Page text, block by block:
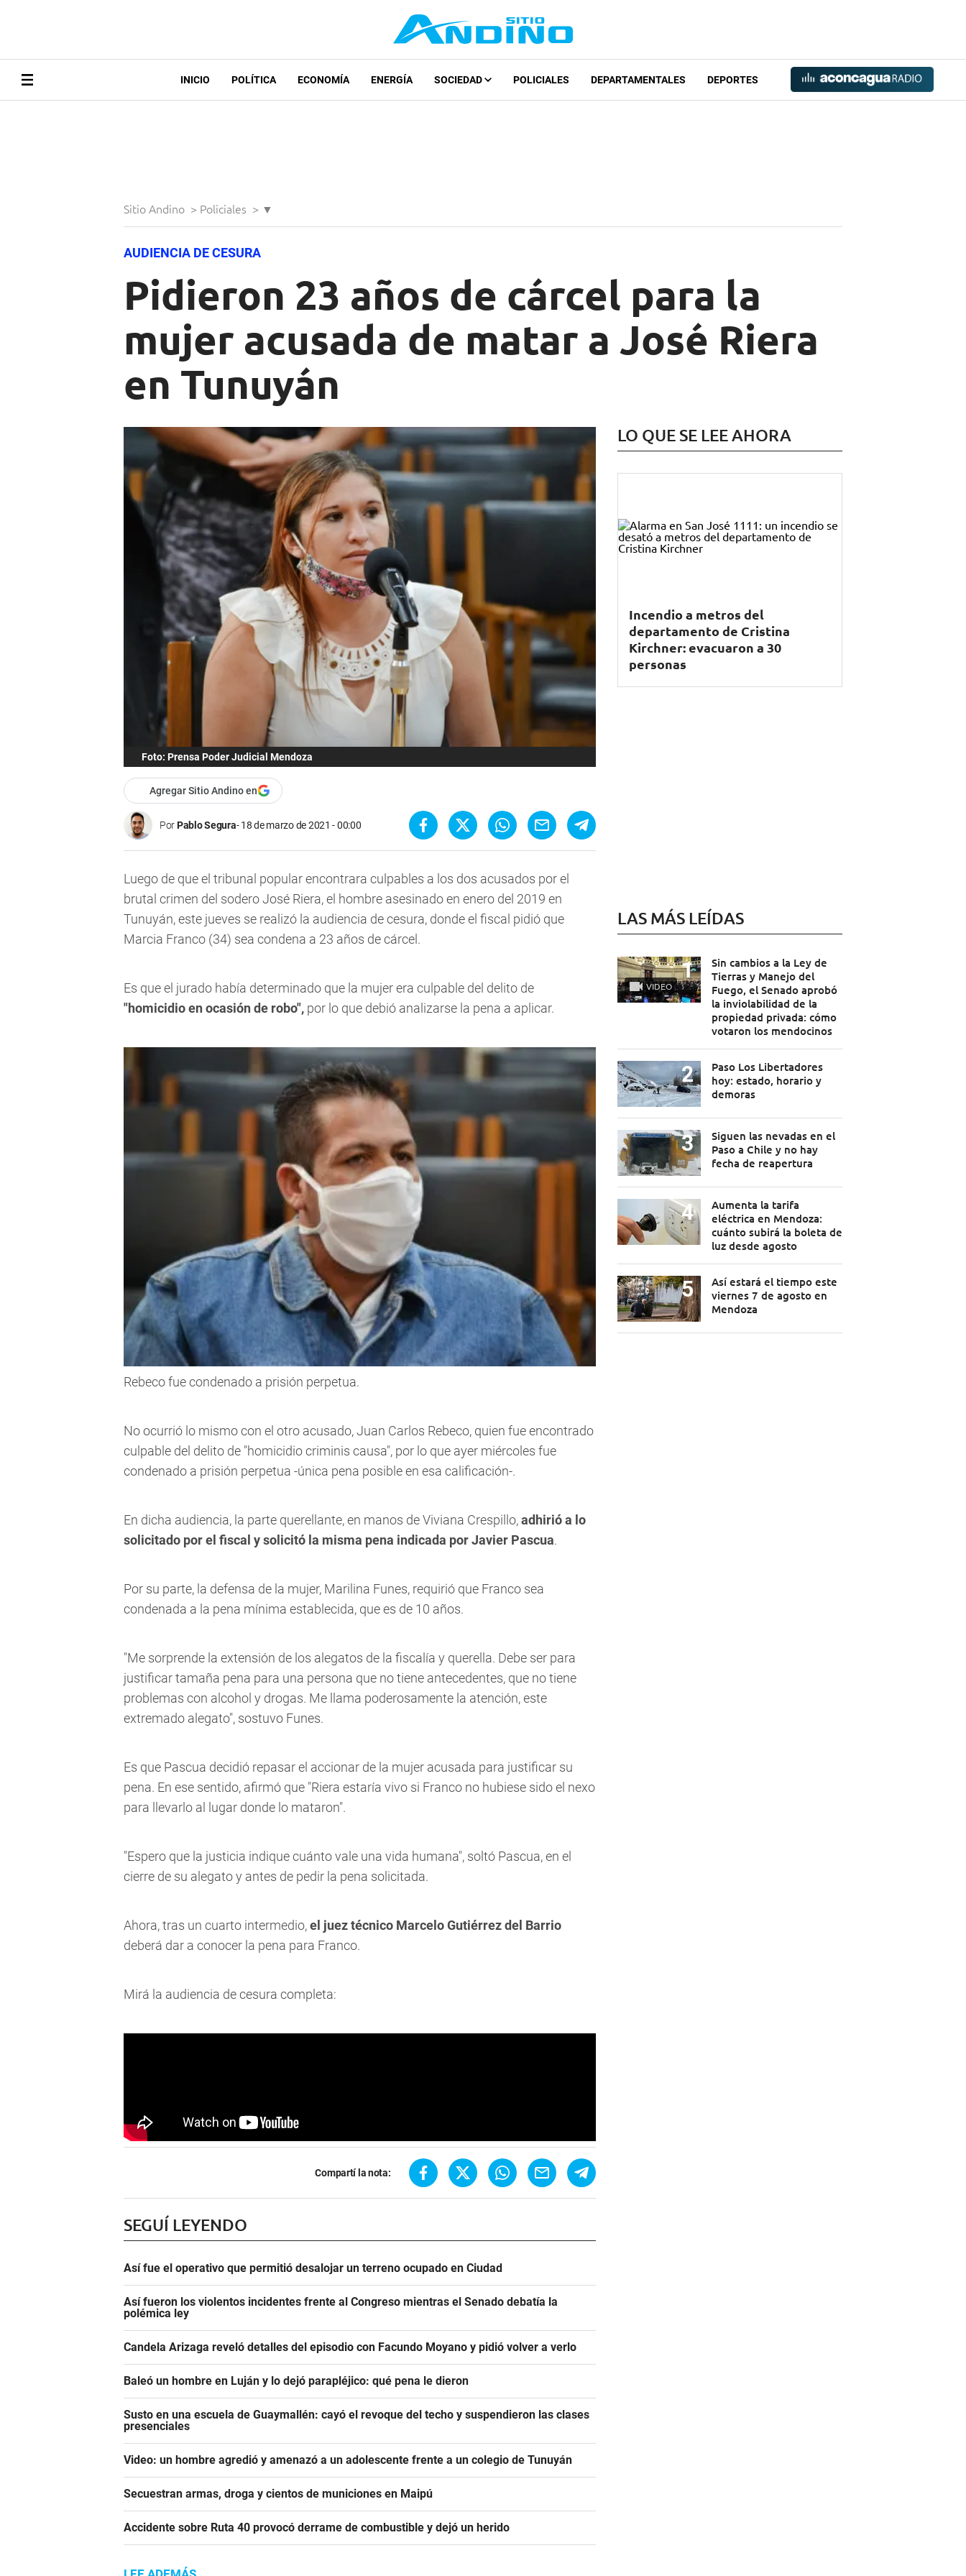
INICIO POLÍTICA ECONOMÍA ENERGÍA SOCIEDAD POLICIALES DEPARTAMENTALES DEPORTES
Sitio Andino > Policiales > ▼
AUDIENCIA DE CESURA
Pidieron 23 años de cárcel para la
mujer acusada de matar a José Riera
en Tunuyán
Foto: Prensa Poder Judicial Mendoza
Agregar Sitio Andino en
PorPablo Segura 18 de marzo de 2021 - 00:00
Luego de que el tribunal popular encontrara culpables a los dos acusados por el
brutal crimen del sodero José Riera,el hombre asesinado en enero del 2019 en
Tunuyán, este jueves se realizó la audiencia de cesura, donde el fiscal pidió que
Marcia Franco (34) sea condena a 23 años de cárcel.
Es que el jurado había determinado que la mujer era culpable del delito de
"homicidio en ocasión de robo", por lo que debió analizarse la pena a aplicar.
Rebeco fue condenado a prisión perpetua.
No ocurrió lo mismo con el otro acusado,Juan Carlos Rebeco, quien fue encontrado
culpable del delito de "homicidio criminis causa", por lo que ayer miércoles fue
condenado a prisión perpetua -única pena posible en esa calificación-.
En dicha audiencia, la parte querellante, en manos de Viviana Crespillo,adhirió a lo
solicitado por el fiscal y solicitó la misma pena indicada por Javier Pascua.
Por su parte, la defensa de la mujer, Marilina Funes, requirió que Franco sea
condenada a la pena mínima establecida, que es de 10 años.
"Me sorprende la extensión de los alegatos de la fiscalía y querella. Debe ser para
justificar tamaña pena para una persona que no tiene antecedentes, que no tiene
problemas con alcohol y drogas. Me llama poderosamente la atención, este
extremado alegato", sostuvo Funes.
Es que Pascua decidió repasar el accionar de la mujer acusada para justificar su
pena. En ese sentido, afirmó que "Riera estaría vivo si Franco no hubiese sido el nexo
para llevarlo al lugar donde lo mataron".
"Espero que la justicia indique cuánto vale una vida humana", soltó Pascua, en el
cierre de su alegato y antes de pedir la pena solicitada.
Ahora, tras un cuarto intermedio,el juez técnico Marcelo Gutiérrez del Barrio
deberá dar a conocer la pena para Franco.
Mirá la audiencia de cesura completa:
Compartí la nota:
SEGUÍ LEYENDO
Así fue el operativo que permitió desalojar un terreno ocupado en Ciudad
Así fueron los violentos incidentes frente al Congreso mientras el Senado debatía la
polémica ley
Candela Arizaga reveló detalles del episodio con Facundo Moyano y pidió volver a verlo
Baleó un hombre en Luján y lo dejó parapléjico: qué pena le dieron
Susto en una escuela de Guaymallén: cayó el revoque del techo y suspendieron las clases
presenciales
Video: un hombre agredió y amenazó a un adolescente frente a un colegio de Tunuyán
Secuestran armas, droga y cientos de municiones en Maipú
Accidente sobre Ruta 40 provocó derrame de combustible y dejó un herido
LO QUE SE LEE AHORA
Incendio a metros del
departamento de Cristina
Kirchner: evacuaron a 30
personas
LAS MÁS LEÍDAS
VIDEO
Sin cambios a la Ley de
Tierras y Manejo del
Fuego, el Senado aprobó
la inviolabilidad de la
propiedad privada: cómo
votaron los mendocinos
Paso Los Libertadores
hoy: estado, horario y
demoras
Siguen las nevadas en el
Paso a Chile y no hay
fecha de reapertura
Aumenta la tarifa
eléctrica en Mendoza:
cuánto subirá la boleta de
luz desde agosto
Así estará el tiempo este
viernes 7 de agosto en
Mendoza